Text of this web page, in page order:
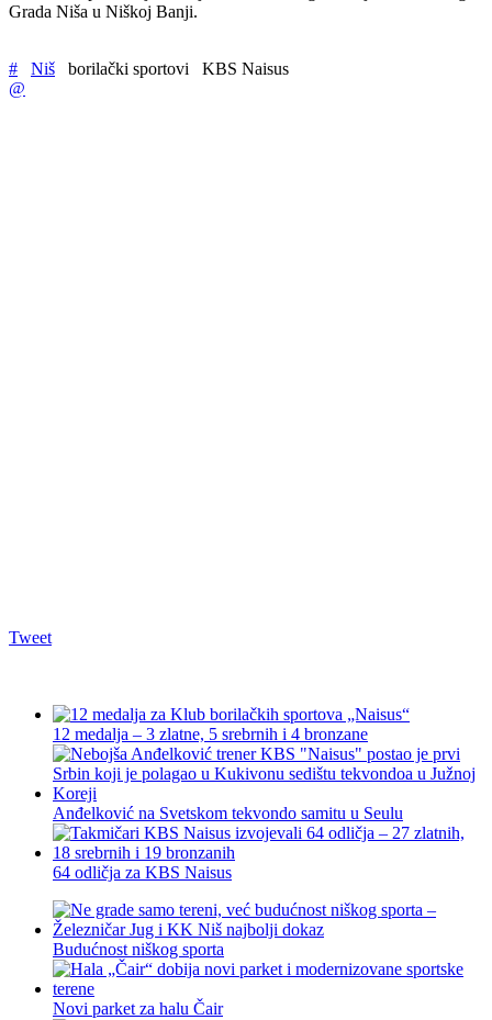
Grada Niša u Niškoj Banji.
# Niš borilački sportovi
KBS Naisus
@
Tweet
12 medalja – 3 zlatne, 5 srebrnih i 4 bronzane
Anđelković na Svetskom tekvondo samitu u Seulu
64 odličja za KBS Naisus
Budućnost niškog sporta
Novi parket za halu Čair